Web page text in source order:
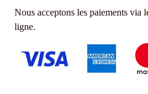
Nous acceptons les paiements via
ligne.